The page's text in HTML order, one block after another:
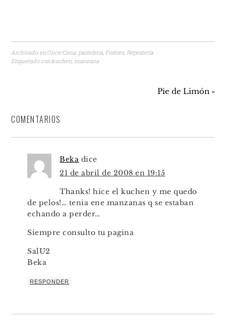
Archivado en:Once/Cena pastelería Postres, Repostería
Etiquetado con:kuchen manzana
Pie de Limón »
COMENTARIOS
Beka dice
21 de abril de 2008 en 19:15
Thanks! hice el kuchen y me quedo
de pelos!… tenia ene manzanas q se estaban
echando a perder…
Siempre consulto tu pagina
SalU2
Beka
RESPONDER